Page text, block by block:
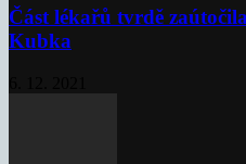
Část lékařů tvrdě
Kubka